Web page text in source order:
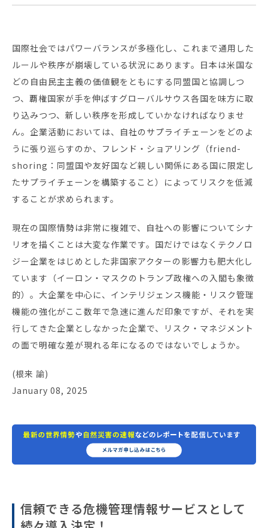
国際社会ではパワーバランスが多極化し、これまで通用した
ルールや秩序が崩壊している状況にあります。日本は米国な
どの自由民主主義の価値観をともにする同盟国と協調しつ
つ、覇権国家が手を伸ばすグローバルサウス各国を味方に取
り込みつつ、新しい秩序を形成していかなければなりませ
ん。企業活動においては、自社のサプライチェーンをどのよ
うに張り巡らすのか、フレンド・ショアリング（friend-
shoring：同盟国や友好国など親しい関係にある国に限定し
たサプライチェーンを構築すること）によってリスクを低減
することが求められます。
現在の国際情勢は非常に複雑で、自社への影響についてシナ
リオを描くことは大変な作業です。国だけではなくテクノロ
ジー企業をはじめとした非国家アクターの影響力も肥大化し
ています（イーロン・マスクのトランプ政権への入閣も象徴
的）。大企業を中心に、インテリジェンス機能・リスク管理
機能の強化がここ数年で急速に進んだ印象ですが、それを実
行してきた企業としなかった企業で、リスク・マネジメント
の面で明確な差が現れる年になるのではないでしょうか。
(根来 諭)
January 08, 2025
信頼できる危機管理情報サービスとして